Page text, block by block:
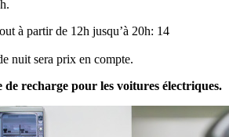
à partir de 12h jusqu’à 20h: 14
nuit sera prix en compte.
de recharge pour les voitures électriques.